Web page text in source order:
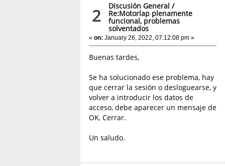
2 Discusión General /
Re:Motorlap plenamente
funcional, problemas
solventados
« on: January 26, 2022, 07:12:08 pm »
Buenas tardes,
Se ha solucionado ese problema, hay
que cerrar la sesión o desloguearse, y
volver a introducir los datos de
acceso, debe aparecer un mensaje de
OK, Cerrar.
Un saludo.